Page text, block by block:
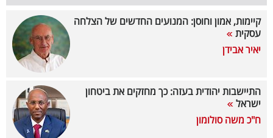
פודקאסט
40
קיימות, אמון וחוסן: המנועים החדשים של הצלחה
עסקית
יאיר אבידן
התיישבות יהודית בעזה: כך מחזקים את ביטחון
ישראל
ח"כ משה סולומון